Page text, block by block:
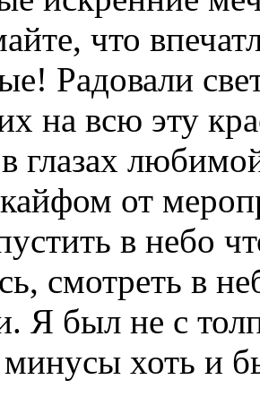
что
Радовали
на всю эту
глазах
от
в небо
смотреть в
Я был не с
хоть и